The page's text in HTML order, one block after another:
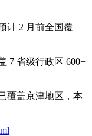
计 2 月前全国覆
7 省级行政区 600+
覆盖京津地区，本